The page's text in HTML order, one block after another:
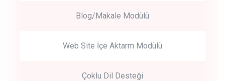
Blog/Makale Modülü
Web Site İçe Aktarm Modülü
Çoklu Dil Desteği